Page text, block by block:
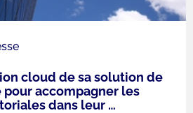
cloud de sa solution de
accompagner les
dans leur …